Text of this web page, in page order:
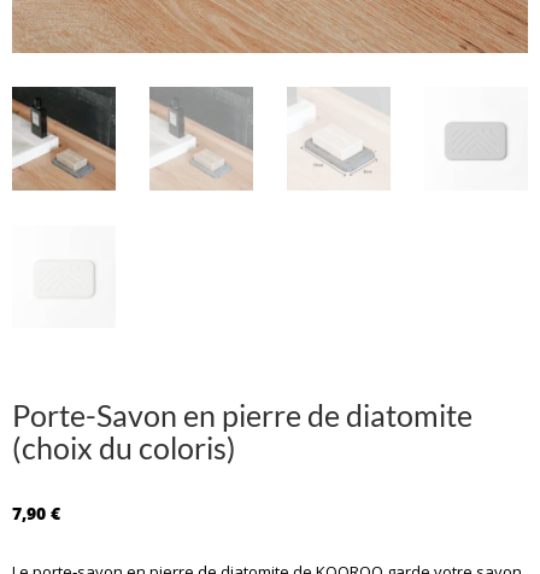
Porte-Savon en pierre de diatomite
(choix du coloris)
7,90 €